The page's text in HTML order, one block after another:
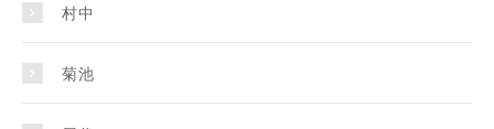
村中
菊池